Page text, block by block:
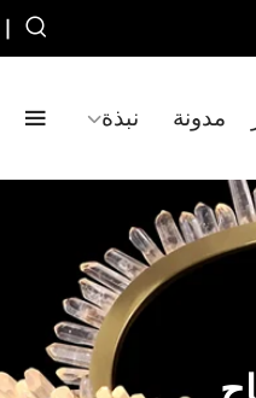
|
مدونة نبذة